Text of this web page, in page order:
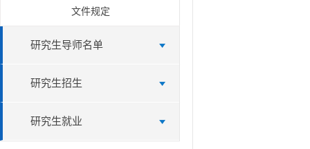
文件规定
研究生导师名单
研究生招生
研究生就业